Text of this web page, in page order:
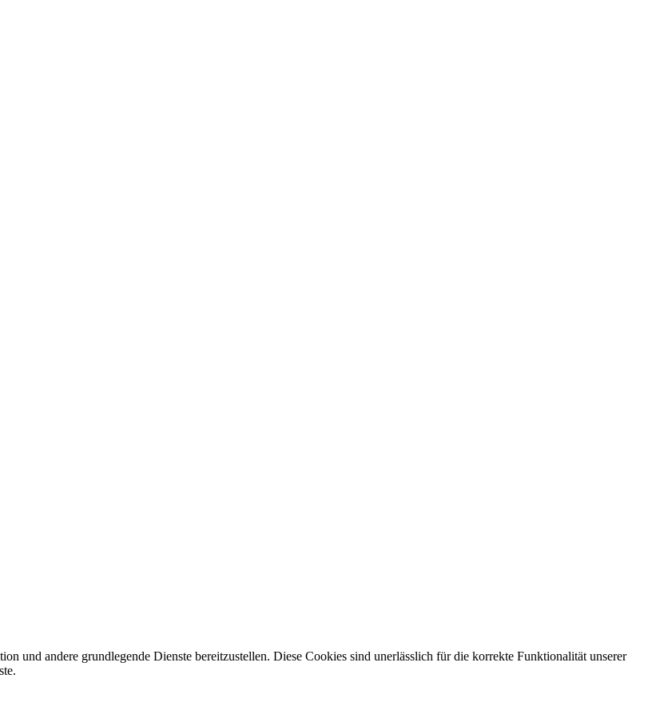
und andere grundlegende Dienste bereitzustellen. Diese Cookies sind unerlässlich für die korrekte Funktionalität unserer